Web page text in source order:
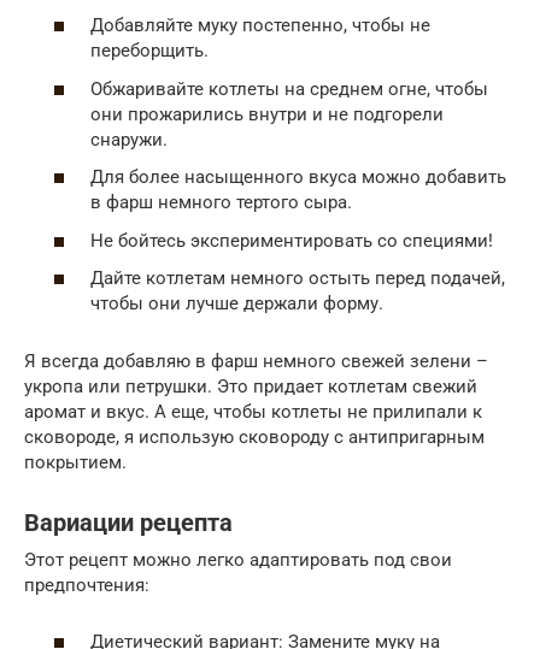
Добавляйте муку постепенно, чтобы не
переборщить.
Обжаривайте котлеты на среднем огне, чтобы
они прожарились внутри и не подгорели
снаружи.
Для более насыщенного вкуса можно добавить
в фарш немного тертого сыра.
Не бойтесь экспериментировать со специями!
Дайте котлетам немного остыть перед подачей,
чтобы они лучше держали форму.
Я всегда добавляю в фарш немного свежей зелени –
укропа или петрушки. Это придает котлетам свежий
аромат и вкус. А еще, чтобы котлеты не прилипали к
сковороде, я использую сковороду с антипригарным
покрытием.
Вариации рецепта
Этот рецепт можно легко адаптировать под свои
предпочтения:
Диетический вариант: Замените муку на